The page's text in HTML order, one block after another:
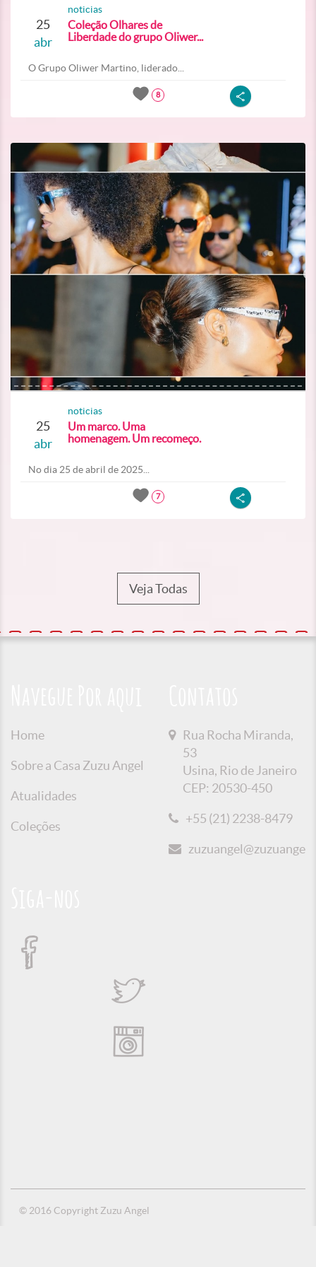
25
abr
noticias
Coleção Olhares de
Liberdade do grupo Oliwer...
O Grupo Oliwer Martino, liderado...
8
25
abr
noticias
Um marco. Uma
homenagem. Um recomeço.
No dia 25 de abril de 2025...
7
Veja Todas
Home
Sobre a Casa Zuzu Angel
Atualidades
Coleções
Rua Rocha Miranda,
53
Usina, Rio de Janeiro
CEP: 20530-450
+55 (21) 2238-8479
© 2016 Copyright Zuzu Angel